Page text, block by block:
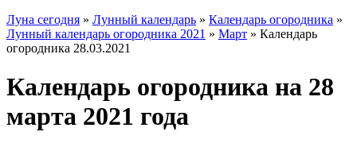
Луна сегодня » Лунный календарь » Календарь огородника »
Лунный календарь огородника 2021 » Март » Календарь
огородника 28.03.2021
Календарь огородника на 28
марта 2021 года